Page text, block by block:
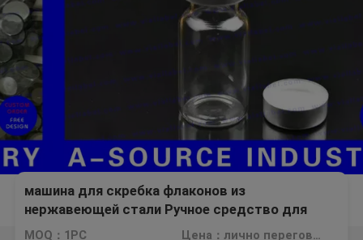
машина для скребка флаконов из
нержавеющей стали Ручное средство для
скребка Флаконы безопасны для бутылок
MOQ：1PC Цена：лично переговорить